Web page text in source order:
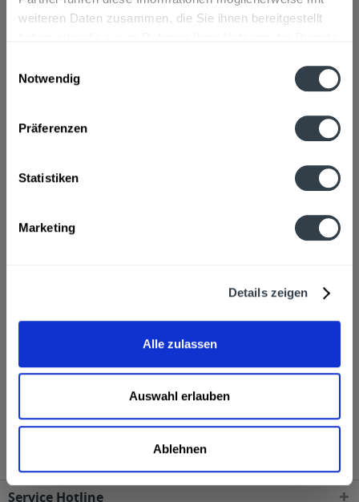
weiteren Daten zusammen, die Sie ihnen bereitgestellt
Notwendig
Präferenzen
Statistiken
Marketing
Details zeigen
Alle zulassen
Auswahl erlauben
Ablehnen
Artikel-Nr.:
26629
Verfügbar in:
mehr
Zutaten und Allergene
Hacklberg Brauerei, Postfach 1264, Passau-Hacklbergmehr
Ähnliche Artikel
Kunden haben sich ebenfalls angesehen
Hacklberg Jakobi Weißbier hell 20 x 0,5l wird in den
folgenden Regionen, Städten, Orten und Postleitzahl-
Gebieten geliefert
Service Hotline